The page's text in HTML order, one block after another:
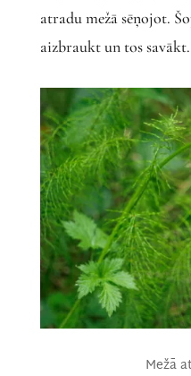
atradu mežā sēņojot.
aizbraukt un tos savākt.
Mežā